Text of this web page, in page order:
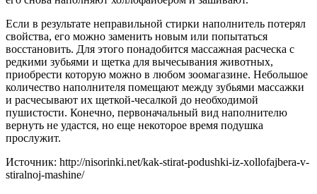
Если в результате неправильной стирки наполнитель потерял
свойства, его можно заменить новым или попытаться
восстановить. Для этого понадобится массажная расческа с
редкими зубьями и щетка для вычесывания животных,
приобрести которую можно в любом зоомагазине. Небольшое
количество наполнителя помещают между зубьями массажки
и расчесывают их щеткой-чесалкой до необходимой
пушистости. Конечно, первоначальный вид наполнителю
вернуть не удастся, но еще некоторое время подушка
прослужит.
Источник: http://nisorinki.net/kak-stirat-podushki-iz-xollofajbera-v-
stiralnoj-mashine/